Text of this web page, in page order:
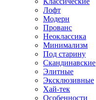
Лофт
Модерн
Прованс
Неоклассика
Минимализм
Под старину
Скандинавские
Элитные
Эксклюзивные
Хай-тек
Особенности